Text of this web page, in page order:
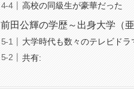
高校の同級生が豪華だった
前田公輝の学歴～出身大学（
大学時代も数々のテレビドラ
共有: